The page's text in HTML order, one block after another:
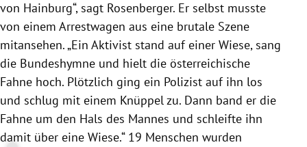
von Hainburg“, sagt Rosenberger. Er selbst musste
von einem Arrestwagen aus eine brutale Szene
mitansehen. „Ein Aktivist stand auf einer Wiese, sang
die Bundeshymne und hielt die österreichische
Fahne hoch. Plötzlich ging ein Polizist auf ihn los
und schlug mit einem Knüppel zu. Dann band er die
Fahne um den Hals des Mannes und schleifte ihn
damit über eine Wiese.“ 19 Menschen wurden